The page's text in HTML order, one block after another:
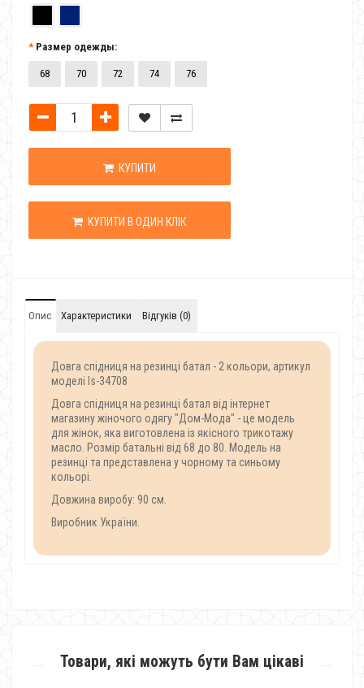
Размер одежды:
68 70 72 74 76
КУПИТИ
КУПИТИ В ОДИН КЛІК
Опис Характеристики Відгуків (0)
Довга спідниця на резинці батал - 2 кольори, артикул
моделі Is-34708
Довга спідниця на резинці батал від інтернет
магазину жіночого одягу "Дом-Мода" - це модель
для жінок, яка виготовлена із якісного трикотажу
масло. Розмір батальні від 68 до 80. Модель на
резинці та представлена у чорному та синьому
кольорі.
Довжина виробу: 90 см.
Виробник України.
Товари, які можуть бути Вам цікаві